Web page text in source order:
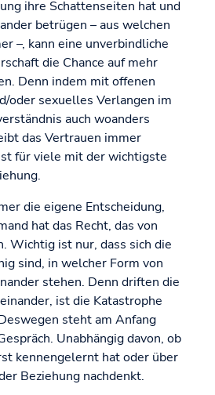
ihre Schattenseiten hat und
betrügen – aus welchen
–, kann eine unverbindliche
die Chance auf mehr
Denn indem mit offenen
oder sexuelles Verlangen im
auch woanders
das Vertrauen immer
für viele mit der wichtigste
die eigene Entscheidung,
hat das Recht, das von
Wichtig ist nur, dass sich die
sind, in welcher Form von
stehen. Denn driften die
ist die Katastrophe
steht am Anfang
Unabhängig davon, ob
kennengelernt hat oder über
Beziehung nachdenkt.